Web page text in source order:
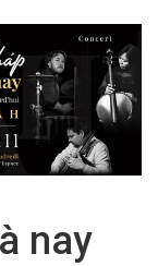
VI
VI
FR
nay